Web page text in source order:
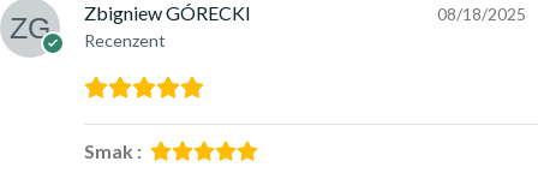
Zbigniew GÓRECKI
Recenzent
08/18/2025
Smak :